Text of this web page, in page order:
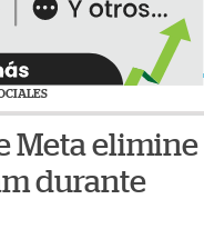
Meta elimine
durante